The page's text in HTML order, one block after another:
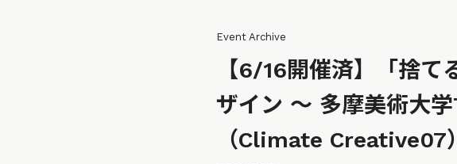
Event Archive
【6/16開催済】「捨
ザイン 〜 多摩美術大
（Climate Creative07）